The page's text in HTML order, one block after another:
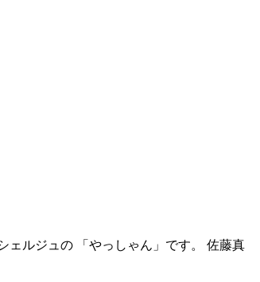
ルジュの 「やっしゃん」です。 佐藤真